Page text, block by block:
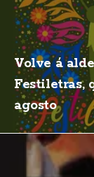
Volve á
Festiletras,
agosto